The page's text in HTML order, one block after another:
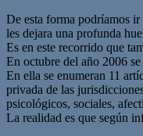
De esta forma podríamos ir
les dejara una profunda
Es en este recorrido que
En octubre del año 2006
En ella se enumeran 11
privada de las
psicológicos, sociales,
La realidad es que según